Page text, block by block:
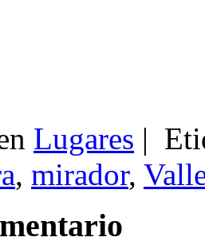
Lugares |
, mirador,